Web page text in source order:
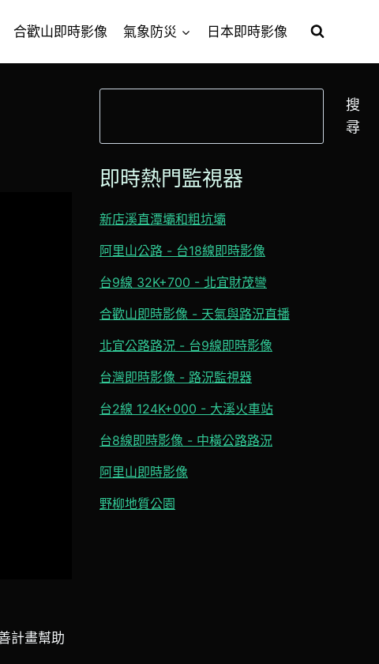
合歡山即時影像 氣象防災 日本即時影像
計畫幫助
搜
尋
即時熱門監視器
新店溪直潭壩和粗坑壩
阿里山公路 - 台18線即時影像
台9線 32K+700 - 北宜財茂彎
合歡山即時影像 - 天氣與路況直播
北宜公路路況 - 台9線即時影像
台灣即時影像 - 路況監視器
台2線 124K+000 - 大溪火車站
台8線即時影像 - 中橫公路路況
阿里山即時影像
野柳地質公園